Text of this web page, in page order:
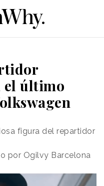
el último
figura del repartidor
por Ogilvy Barcelona